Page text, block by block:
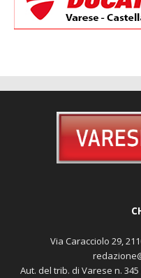
Via Caracciolo 29,
Aut. del trib. di Varese n.